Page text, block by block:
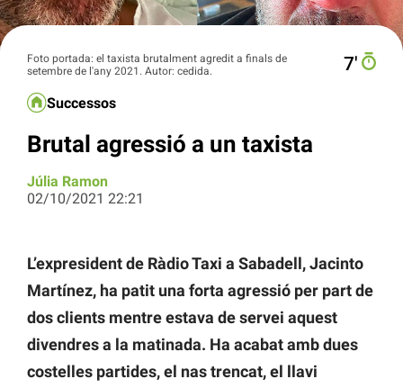
Foto portada: el taxista brutalment agredit a finals de
setembre de l'any 2021. Autor: cedida.
7′
Successos
Brutal agressió a un taxista
Júlia Ramon
02/10/2021 22:21
L’expresident de Ràdio Taxi a Sabadell, Jacinto
Martínez, ha patit una forta agressió per part de
dos clients mentre estava de servei aquest
divendres a la matinada. Ha acabat amb dues
costelles partides, el nas trencat, el llavi